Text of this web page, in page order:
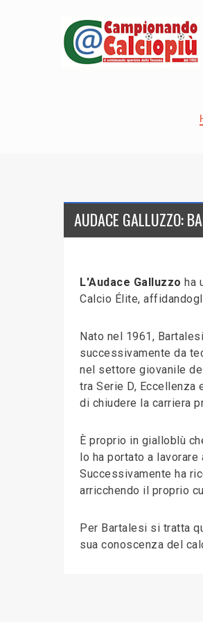
AUDACE GALLUZZO:
L'Audace Galluzzo ha
Calcio Élite,
Nato nel 1961,
successivamente da
nel settore giovanile
tra Serie D, Eccellenza
di chiudere la carriera
È proprio in gialloblù
lo ha portato a
Successivamente ha
arricchendo il proprio
Per Bartalesi si tratta
sua conoscenza del